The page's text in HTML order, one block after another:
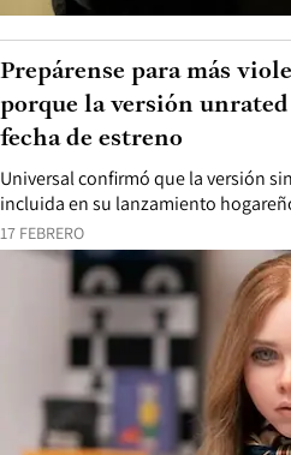
17 FEBRERO
Universal confirmó que la versión
incluida en su lanzamiento
Prepárense para más
porque la versión
fecha de estreno